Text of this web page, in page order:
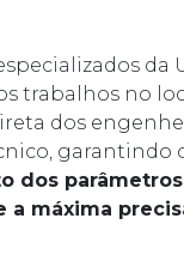
da
trabalhos no
dos
garantindo
dos
a máxima